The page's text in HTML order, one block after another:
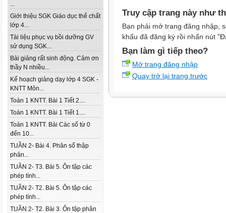
...
Giới thiệu SGK Giáo dục thể chất
lớp 4...
Tài liệu phục vụ bồi dưỡng GV
sử dụng SGK...
Bài giảng rất sinh động. Cảm ơn
thầy N nhiều...
Kế hoạch giảng dạy lớp 4 SGK -
KNTT Môn...
Toán 1 KNTT. Bài 1 Tiết 2....
Toán 1 KNTT. Bài 1 Tiết 1....
Toán 1 KNTT. Bài Các số từ 0
đến 10...
TUẦN 2- Bài 4. Phân số thập
phân...
TUẦN 2- T3. Bài 5. Ôn tập các
phép tính...
TUẦN 2- T2. Bài 5. Ôn tập các
phép tính...
TUẦN 2- T2. Bài 3. Ôn tập phân
Truy cập trang này như
Bạn phải mở trang đăng nhập,
khẩu đã đăng ký rồi nhấn nút
Bạn làm gì tiếp theo?
Mở trang đăng nhập
Quay trở lại trang trước